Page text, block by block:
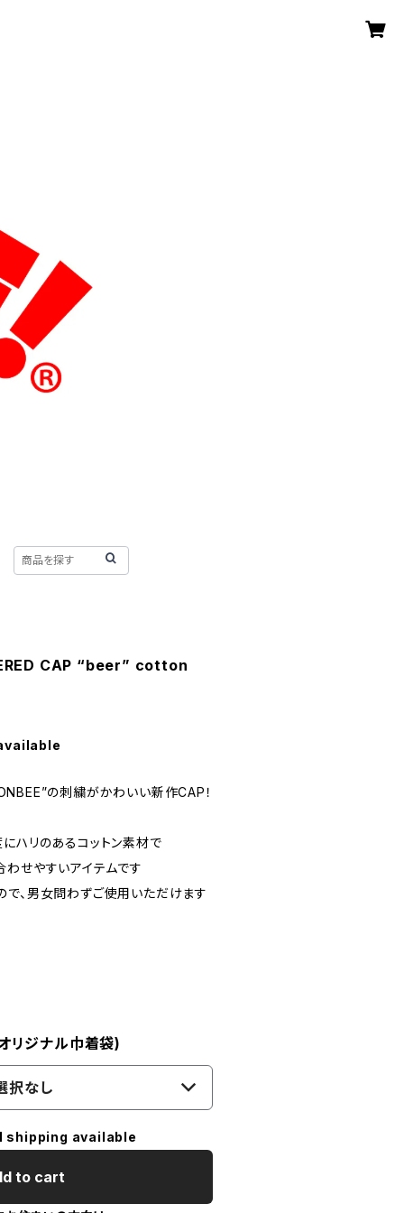
CAP “beer” cotton
の刺繍がかわいい新作CAP！
ハリのあるコットン素材で
わせやすいアイテムです
で、男女問わずご使用いただけます
リジナル巾着袋)
択なし
shipping available
to cart